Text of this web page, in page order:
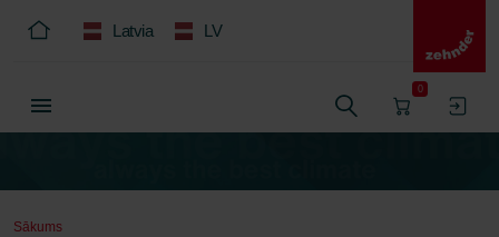
Latvia LV
0
Sākums